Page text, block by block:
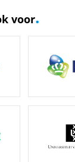
voor.